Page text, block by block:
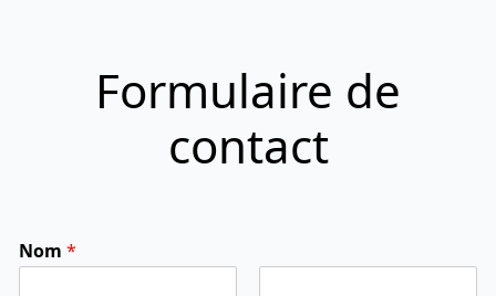
Formulaire de
contact
Nom *